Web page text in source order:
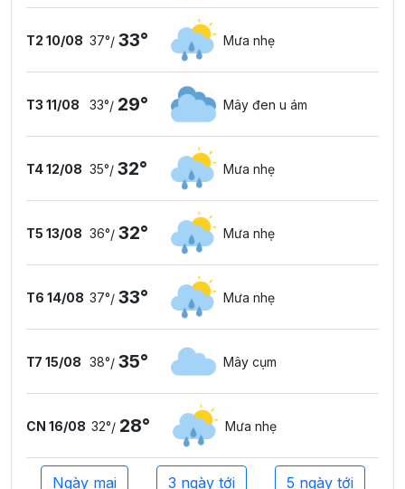
T2 10/08 37°/ 33° Mưa nhẹ
T3 11/08 33°/ 29° Mây đen u ám
T4 12/08 35°/ 32° Mưa nhẹ
T5 13/08 36°/ 32° Mưa nhẹ
T6 14/08 37°/ 33° Mưa nhẹ
T7 15/08 38°/ 35° Mây cụm
CN 16/08 32°/ 28° Mưa nhẹ
Ngày mai 3 ngày tới 5 ngày tới